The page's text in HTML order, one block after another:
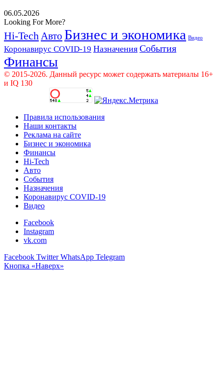
06.05.2026
Looking For More?
Hi-Tech Авто Бизнес и экономика Видео
Коронавирус COVID-19 Назначения События
Финансы
© 2015-2026. Данный ресурс может содержать материалы 16+
и IQ 130
Правила использования
Наши контакты
Реклама на сайте
Бизнес и экономика
Финансы
Hi-Tech
Авто
События
Назначения
Коронавирус COVID-19
Видео
Facebook
Instagram
vk.com
Facebook Twitter WhatsApp Telegram
Кнопка «Наверх»